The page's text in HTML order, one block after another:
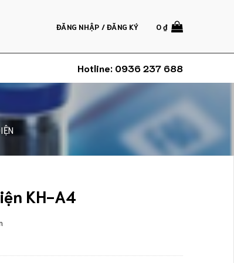
ĐĂNG NHẬP / ĐĂNG KÝ 0₫
Hotline: 0936 237 688
KH-A4